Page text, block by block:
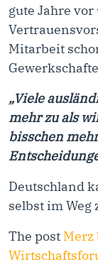
gute Jahre vor
Mitarbeit
„Viele
mehr zu als
bisschen
Deutschland
selbst im Weg
The post Merz